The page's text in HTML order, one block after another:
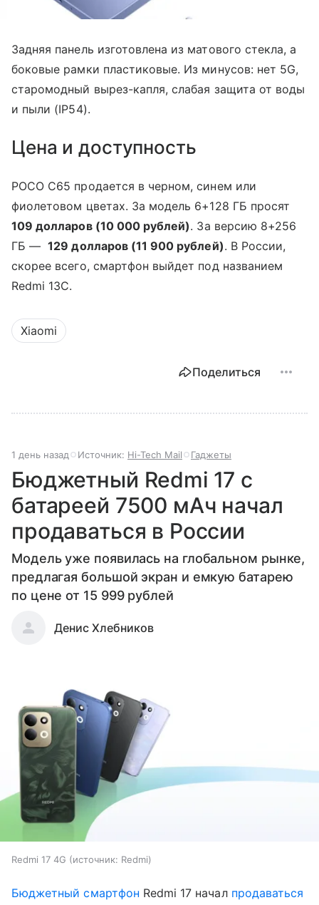
Задняя панель изготовлена из матового стекла, а
боковые рамки пластиковые. Из минусов: нет 5G,
старомодный вырез-капля, слабая защита от воды
и пыли (IP54).
Цена и доступность
POCO C65 продается в черном, синем или
фиолетовом цветах. За модель 6+128 ГБ просят
109 долларов (10 000 рублей). За версию 8+256
ГБ —129 долларов (11 900 рублей). В России,
скорее всего, смартфон выйдет под названием
Redmi 13C.
Xiaomi
Поделиться
1 день назад Источник: Hi-Tech Mail Гаджеты
Бюджетный Redmi 17 с
батареей 7500 мАч начал
продаваться в России
Модель уже появилась на глобальном рынке,
предлагая большой экран и емкую батарею
по цене от 15 999 рублей
Денис Хлебников
Redmi 17 4G источник: Redmi
Бюджетный смартфон Redmi 17 начал продаваться